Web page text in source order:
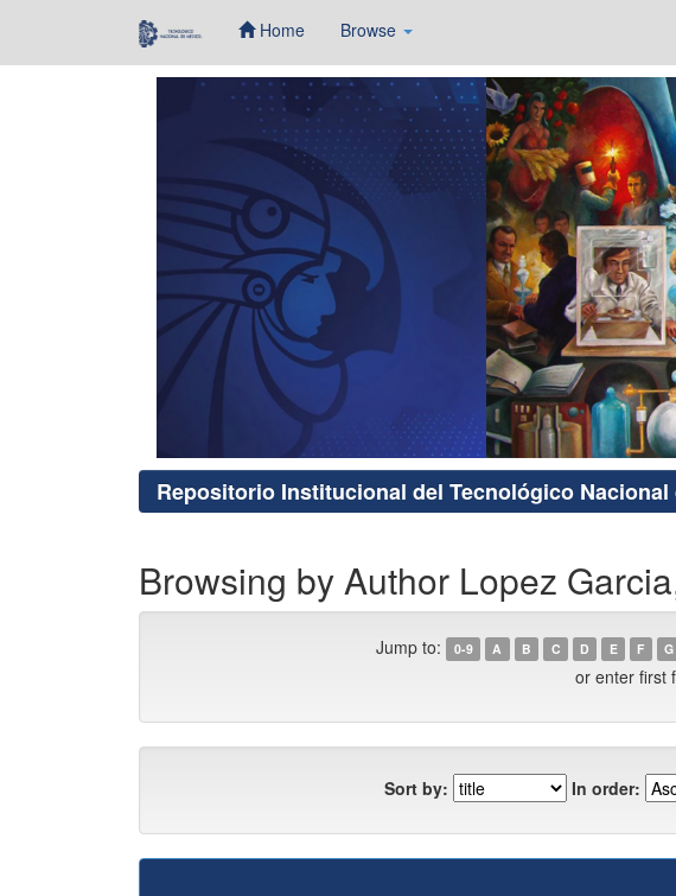
Home Browse
Repositorio Institucional del Tecnológico Nacional
Browsing by Author Lopez
Jump to: 0-9 A B C D E F G
or enter first
Sort by: In order: